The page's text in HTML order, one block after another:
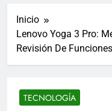
Inicio
Lenovo Yoga 3 Pro:
Revisión De Funciones
TECNOLOGÍA